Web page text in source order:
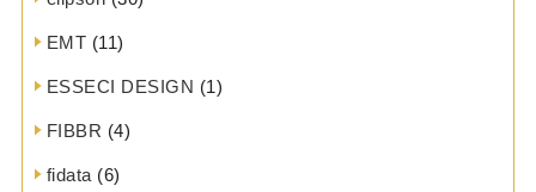
EMT (11)
ESSECI DESIGN (1)
FIBBR (4)
fidata (6)